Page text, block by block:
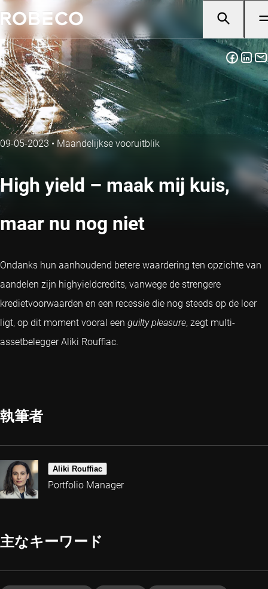
09-05-2023 • Maandelijkse vooruitblik
High yield – maak mij kuis,
maar nu nog niet
Ondanks hun aanhoudend betere waardering ten opzichte van
aandelen zijn highyieldcredits, vanwege de strengere
kredietvoorwaarden en een recessie die nog steeds op de loer
ligt, op dit moment vooral een guilty pleasure, zegt multi-
assetbelegger Aliki Rouffiac.
執筆者
Aliki Rouffiac
Portfolio Manager
主なキーワード